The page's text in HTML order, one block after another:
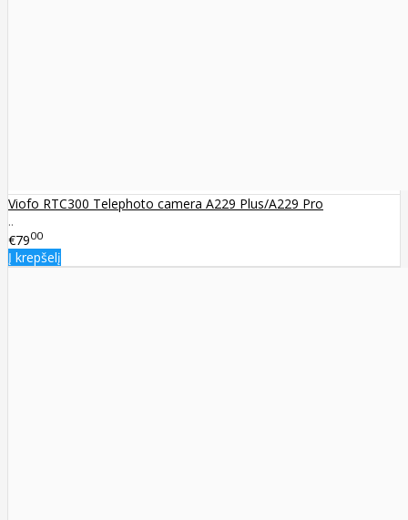
Viofo RTC300 Telephoto camera A229 Plus/A229 Pro
..
€7900
Į krepšelį